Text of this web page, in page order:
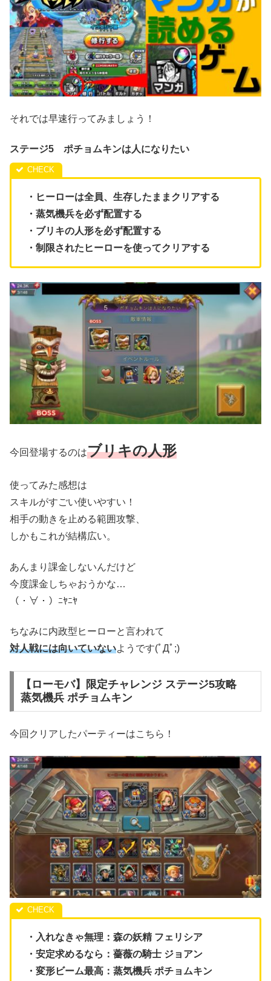
それでは早速行ってみましょう！
ステージ5 ポチョムキンは人になりたい
・ヒーローは全員、生存したままクリアする
・蒸気機兵を必ず配置する
・ブリキの人形を必ず配置する
・制限されたヒーローを使ってクリアする
今回登場するのはブリキの人形
使ってみた感想は
スキルがすごい使いやすい！
相手の動きを止める範囲攻撃、
しかもこれが結構広い。
あんまり課金しないんだけど
今度課金しちゃおうかな…
（・∀・）ﾆﾔﾆﾔ
ちなみに内政型ヒーローと言われて
対人戦には向いていないようです(ﾟДﾟ;)
【ローモバ】限定チャレンジ ステージ5攻略
蒸気機兵 ポチョムキン
今回クリアしたパーティーはこちら！
・入れなきゃ無理：森の妖精 フェリシア
・安定求めるなら：薔薇の騎士 ジョアン
・変形ビーム最高：蒸気機兵 ポチョムキン